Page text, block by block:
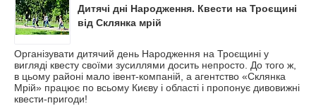
Дитячі дні Народження. Квести на Троєщині
від Склянка мрій
Організувати дитячий день Народження на Троєщині у
вигляді квесту своїми зусиллями досить непросто. До того ж,
в цьому районі мало івент-компаній, а агентство «Склянка
Мрій» працює по всьому Києву і області і пропонує дивовижні
квести-пригоди!